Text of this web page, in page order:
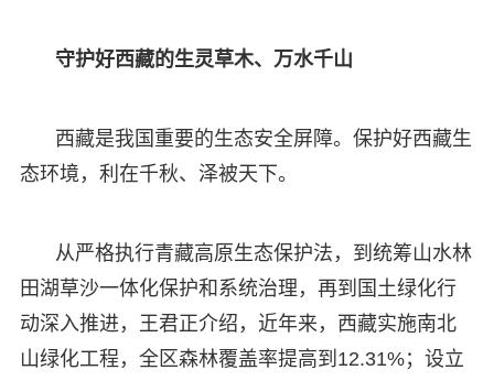
守护好西藏的生灵草木、万水千山
西藏是我国重要的生态安全屏障。保护好西藏生
态环境，利在千秋、泽被天下。
从严格执行青藏高原生态保护法，到统筹山水林
田湖草沙一体化保护和系统治理，再到国土绿化行
动深入推进，王君正介绍，近年来，西藏实施南北
山绿化工程，全区森林覆盖率提高到12.31%；设立